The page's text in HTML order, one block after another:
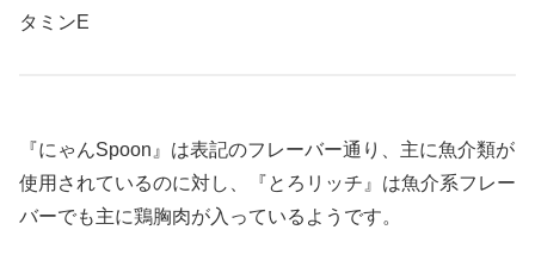
タミンE
『にゃんSpoon』は表記のフレーバー通り、主に魚介類が
使用されているのに対し、『とろリッチ』は魚介系フレー
バーでも主に鶏胸肉が入っているようです。